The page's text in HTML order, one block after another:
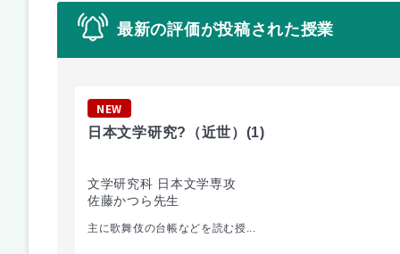
最新の評価が投稿された授業
NEW
日本文学研究?（近世） (1)
文学研究科 日本文学専攻
佐藤かつら先生
主に歌舞伎の台帳などを読む授...